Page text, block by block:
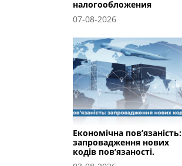
налогообложения
07-08-2026
Економічна пов’язаність:
запровадження нових
кодів пов’язаності.